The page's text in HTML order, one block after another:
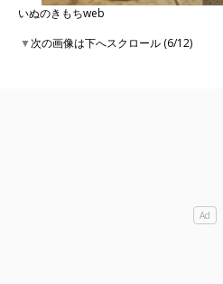
いぬのきもちweb
▼次の画像は下へスクロール (6/12)